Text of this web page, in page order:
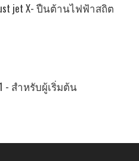
jet X- ปืนต้านไฟฟ้าสถิต
1 - สำหรับผู้เริ่มต้น